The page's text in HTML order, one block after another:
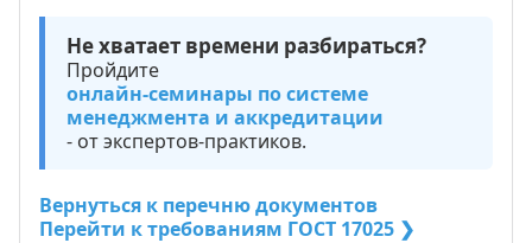
Не хватает времени разбираться?
Пройдите
онлайн-семинары по системе
менеджмента и аккредитации
- от экспертов-практиков.
Вернуться к перечню документов
Перейти к требованиям ГОСТ 17025 ❯